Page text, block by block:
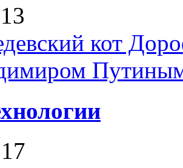
кот